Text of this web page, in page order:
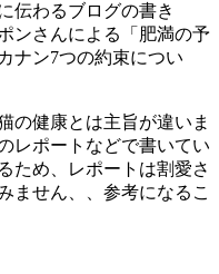
伝わるブログの書き
ンさんによる「肥満の予
ナン7つの約束につい
の健康とは主旨が違いま
レポートなどで書いてい
ため、レポートは割愛さ
ません、、参考になるこ